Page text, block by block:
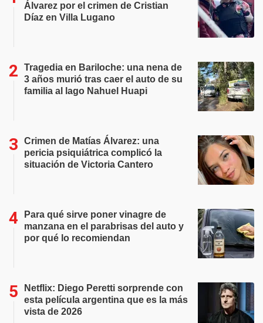
Álvarez por el crimen de Cristian
Díaz en Villa Lugano
Tragedia en Bariloche: una nena de
3 años murió tras caer el auto de su
familia al lago Nahuel Huapi
Crimen de Matías Álvarez: una
pericia psiquiátrica complicó la
situación de Victoria Cantero
Para qué sirve poner vinagre de
manzana en el parabrisas del auto y
por qué lo recomiendan
Netflix: Diego Peretti sorprende con
esta película argentina que es la más
vista de 2026